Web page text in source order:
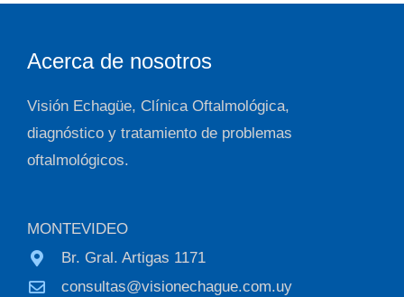
Acerca de nosotros
Visión Echagüe, Clínica Oftalmológica,
diagnóstico y tratamiento de problemas
oftalmológicos.
MONTEVIDEO
Br. Gral. Artigas 1171
consultas@visionechague.com.uy